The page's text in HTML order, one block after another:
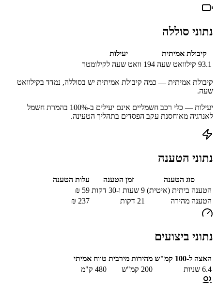
נתוני סוללה
קיבולת אמיתית
יעילות
93.1 קילוואט שעה 194 וואט שעה לקילומטר
קיבולת אמיתית — כמה קיבולת אמיתית יש בסוללה, נמדד בקילוואט
שעה.
יעילות — כלי רכב חשמליים אינם יעילים ב-100% בהמרת חשמל
לאנרגיה מאוחסנת עקב הפסדים בתהליך הטעינה.
נתוני הטענה
סוג הטענה זמן הטענה
עלות הטענה
הטענה ביתית (איטית) 9 שעות ו-30 דקות 59
₪
הטענה מהירה
21 דקות 237
₪
נתוני ביצועים
האצה ל-100 קמ"ש מהירות מירבית טווח אמיתי
6.4 שניות 200 קמ"ש 480 ק"מ